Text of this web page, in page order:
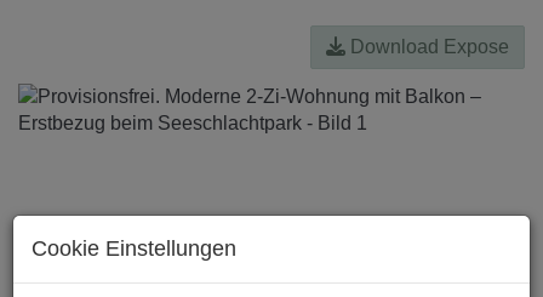
Download Expose
Cookie Einstellungen